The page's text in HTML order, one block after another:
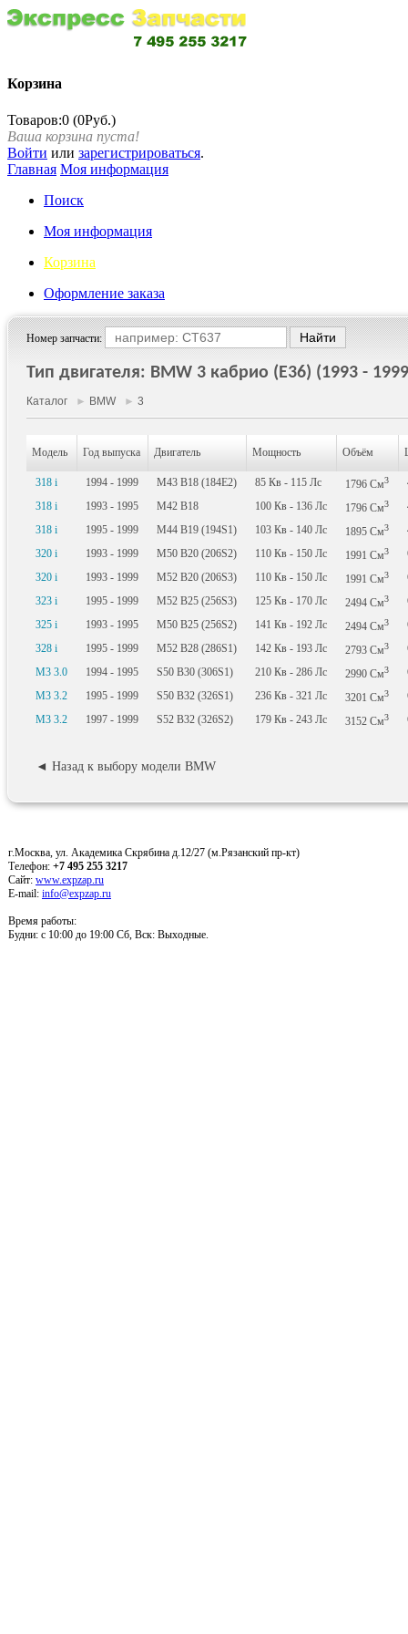
Корзина
Товаров:0 (0Руб.)
Ваша корзина пуста!
Войти или зарегистрироваться.
Главная Моя информация
Поиск
Моя информация
Корзина
Оформление заказа
Номер запчасти:
Тип двигателя: BMW 3 кабрио (E36) (1993 -
Каталог ► BMW ► 3
Модель Год выпуска Двигатель Мощность Объём
318 i 1994 - 1999 M43 B18 (184E2) 85 Кв - 115 Лс 1796 См3
318 i
1993 - 1995 M42 B18 100 Кв - 136 Лс 1796 См3
318 i
1995 - 1999 M44 B19 (194S1) 103 Кв - 140 Лс 1895 См3
320 i
1993 - 1999 M50 B20 (206S2) 110 Кв - 150 Лс 1991 См3
320 i
1993 - 1999 M52 B20 (206S3) 110 Кв - 150 Лс 1991 См3
323 i
1995 - 1999 M52 B25 (256S3) 125 Кв - 170 Лс 2494 См3
325 i
1993 - 1995 M50 B25 (256S2) 141 Кв - 192 Лс 2494 См3
328 i
1995 - 1999 M52 B28 (286S1) 142 Кв - 193 Лс 2793 См3
M3 3.0
1994 - 1995 S50 B30 (306S1) 210 Кв - 286 Лс 2990 См3
M3 3.2
1995 - 1999 S50 B32 (326S1) 236 Кв - 321 Лс 3201 См3
M3 3.2
1997 - 1999 S52 B32 (326S2) 179 Кв - 243 Лс 3152 См3
◄ Назад к выбору модели BMW
г.Москва, ул. Академика Скрябина д.12/27 (м.Рязанский пр-кт)
Телефон: +7 495 255 3217
Сайт: www.expzap.ru
E-mail: info@expzap.ru
Время работы:
Будни: c 10:00 до 19:00 Сб, Вск: Выходные.